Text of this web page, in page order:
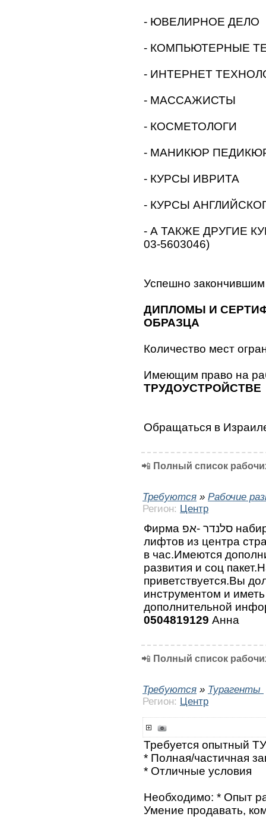
- ЮВЕЛИРНОЕ ДЕЛО
- КОМПЬЮТЕРНЫЕ
- ИНТЕРНЕТ
- МАССАЖИСТЫ
- КОСМЕТОЛОГИ
- МАНИКЮР
- КУРСЫ ИВРИТА
- КУРСЫ
- А ТАКЖЕ ДРУГИЕ
03-5603046)
Успешно
ДИПЛОМЫ И
ОБРАЗЦА
Количество мест
Имеющим право на
ТРУДОУСТРОЙСТВЕ
Обращаться в
📲 Полный список
Требуются » Рабочие
Регион: Центр
Фирма סלנדר -אפ набирает работников на установку
лифтов из центра
в час.Имеются
развития и соц
приветствуется.Вы
инструментом и
дополнительной
0504819129 Анна
📲 Полный список
Требуются » Турагенты
Регион: Центр
Требуется опытный
* Полная/частичная
* Отличные условия
Необходимо: * Опыт
Умение продавать,